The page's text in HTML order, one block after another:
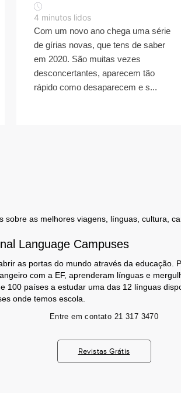
4 minutos lidos
Com um novo ano chega uma série
de gírias novas, que tens de saber
em 2020. São muitas vezes
desconcertantes, aparecem tão
rápido como desaparecem e s...
sobre as melhores viagens, línguas, cultura,
Language Campuses
as portas do mundo através da educação.
com a EF, aprenderam línguas e
100 países a estudar uma das 12 línguas
onde temos escola.
Entre em contato 21 317 3470
Revistas Grátis